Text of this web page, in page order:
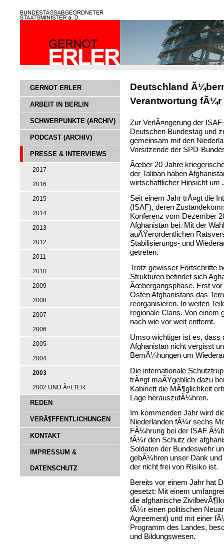
GERNOT ERLER
ARBEIT IN BERLIN
SCHWERPUNKTE (ARCHIV)
PODCAST (ARCHIV)
PRESSE & INTERVIEWS
2017
2016
2015
2014
2013
2012
2011
2010
2009
2008
2007
2006
2005
2004
2003
2002 UND Ã¤LTER
REDEN
VERÃ¶FFENTLICHUNGEN
KONTAKT
IMPRESSUM &
DATENSCHUTZ
Deutschland
Verantwortung fÃ¼r
Zur VerlÃ¤ngerung der
Deutschen Bundestag und
gemeinsam mit den
Vorsitzende der SPD-
Ãœber 20 Jahre
der Taliban haben
wirtschaftlicher Hinsicht
Seit einem Jahr trÃ¤gt die
(ISAF), deren
Konferenz vom Dezember
Afghanistan bei. Mit der
auÃŸerordentlichen
Stabilisierungs- und
getreten.
Trotz gewisser Fortschritte
Strukturen befindet sich
Ãœbergangsphase. Erst vor
Osten Afghanistans das
reorganisieren. In weiten
regionale Clans. Von einem
nach wie vor weit entfernt.
Umso wichtiger ist es, dass
Afghanistan nicht vergisst
BemÃ¼hungen um
Die internationale
trÃ¤gt maÃŸgeblich dazu
Kabinett die MÃ¶glichkeit
Lage herauszufÃ¼hren.
Im kommenden Jahr wird
Niederlanden fÃ¼r sechs
FÃ¼hrung bei der ISAF
fÃ¼r den Schutz der
Soldaten der Bundeswehr
gebÃ¼hren unser Dank
der nicht frei von Risiko ist.
Bereits vor einem Jahr hat
gesetzt: Mit einem
die afghanische
fÃ¼r einen politischen
Agreement) und mit einer
Programm des Landes,
und Bildungswesen.